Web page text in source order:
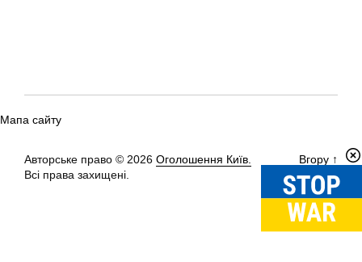
Мапа сайту
Авторське право © 2026 Оголошення Київ.
Всі права захищені.
Вгору ↑